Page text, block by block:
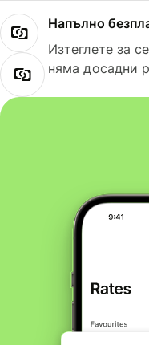
Напълно
Изтеглете за
няма досадни